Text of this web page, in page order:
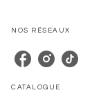
NOS RÉSEAUX
CATALOGUE